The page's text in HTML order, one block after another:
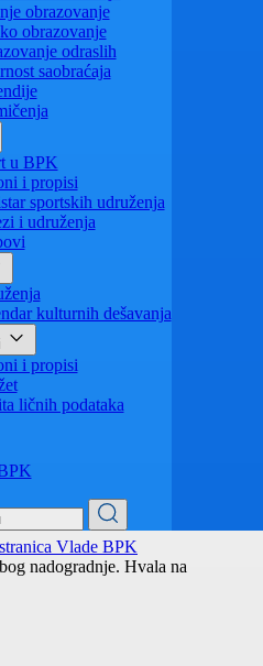
odgoj
obrazovanje
obrazovanje
obrazovanje
odraslih
saobraćaja
u BPK
i propisi
sportskih udruženja
i udruženja
kulturnih dešavanja
i propisi
ličnih podataka
nadogradnje. Hvala na